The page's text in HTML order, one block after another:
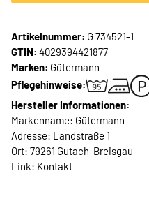
Artikelnummer: G 734521-1
GTIN: 4029394421877
Marken: Gütermann
Pflegehinweise:
Hersteller Informationen:
Markenname: Gütermann
Adresse: Landstraße 1
Ort: 79261 Gutach-Breisgau
Link: Kontakt